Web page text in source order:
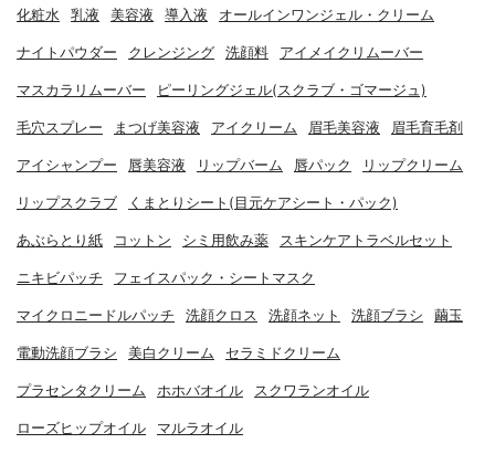
化粧水 乳液 美容液 導入液 オールインワンジェル・クリーム
ナイトパウダー クレンジング 洗顔料 アイメイクリムーバー
マスカラリムーバー ピーリングジェル(スクラブ・ゴマージュ)
毛穴スプレー まつげ美容液 アイクリーム 眉毛美容液 眉毛育毛剤
アイシャンプー 唇美容液 リップバーム 唇パック リップクリーム
リップスクラブ くまとりシート(目元ケアシート・パック)
あぶらとり紙 コットン シミ用飲み薬 スキンケアトラベルセット
ニキビパッチ フェイスパック・シートマスク
マイクロニードルパッチ 洗顔クロス 洗顔ネット 洗顔ブラシ 繭玉
電動洗顔ブラシ 美白クリーム セラミドクリーム
プラセンタクリーム ホホバオイル スクワランオイル
ローズヒップオイル マルラオイル